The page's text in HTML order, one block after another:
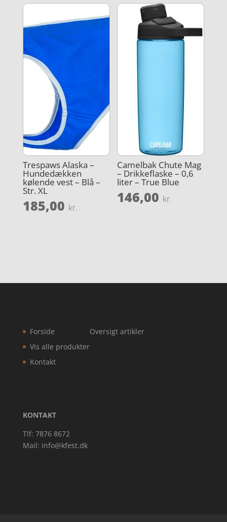
Trespaws Alaska –
Hundedækken
kølende vest – Blå –
Str. XL
185,00 kr.
Camelbak Chute Mag
– Drikkeflaske – 0,6
liter – True Blue
146,00 kr.
Forside
Vis alle produkter
Kontakt
Oversigt artikler
KONTAKT
Tlf: 7876 8672
Mail: info@kfest.dk